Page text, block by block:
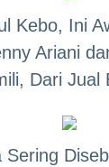
Kebo, Ini
Ariani
Dari Jual
Sering